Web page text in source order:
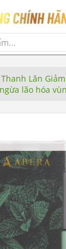
Thanh Lăn
lão hóa